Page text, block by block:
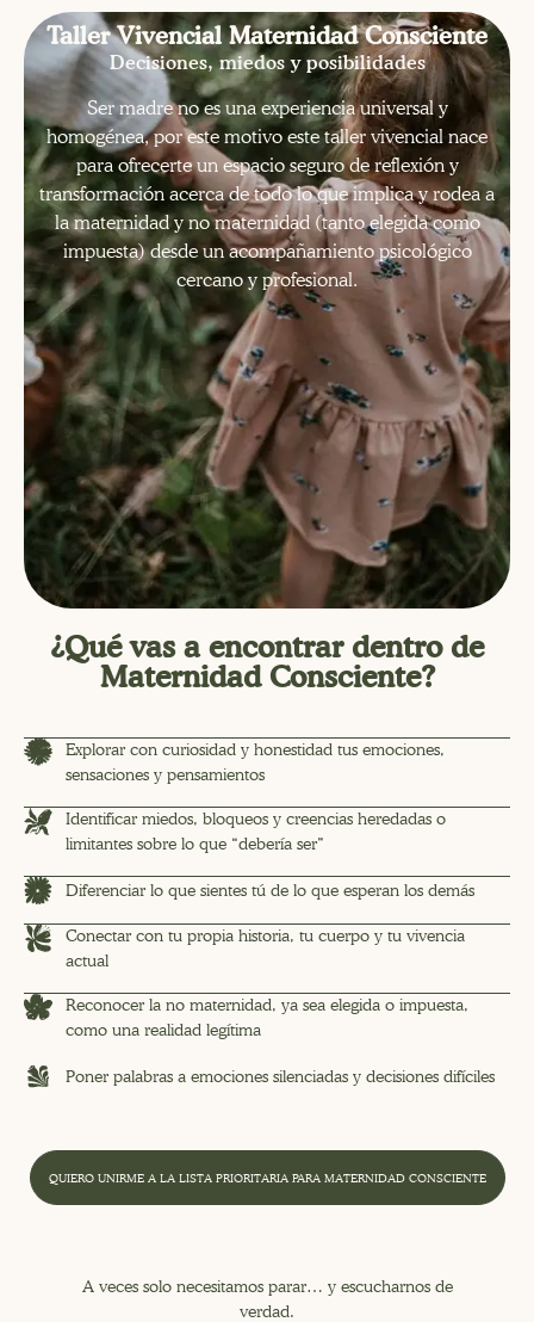
Taller Vivencial Maternidad Consciente
Decisiones, miedos y posibilidades
Ser madre no es una experiencia universal y
homogénea, por este motivo este taller vivencial nace
para ofrecerte un espacio seguro de reflexión y
transformación acerca de todo lo que implica y rodea a
la maternidad y no maternidad (tanto elegida como
impuesta) desde un acompañamiento psicológico
cercano y profesional.
¿Qué vas a encontrar dentro de
Maternidad Consciente?
Explorar con curiosidad y honestidad tus emociones,
sensaciones y pensamientos
Identificar miedos, bloqueos y creencias heredadas o
limitantes sobre lo que “debería ser”
Diferenciar lo que sientes tú de lo que esperan los demás
Conectar con tu propia historia, tu cuerpo y tu vivencia
actual
Reconocer la no maternidad, ya sea elegida o impuesta,
como una realidad legítima
Poner palabras a emociones silenciadas y decisiones difíciles
QUIERO UNIRME A LA LISTA PRIORITARIA PARA MATERNIDAD CONSCIENTE
A veces solo necesitamos parar… y escucharnos de
verdad.